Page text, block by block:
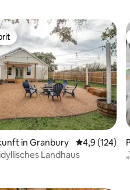
in Granbury
4,9 (124)
Landhaus